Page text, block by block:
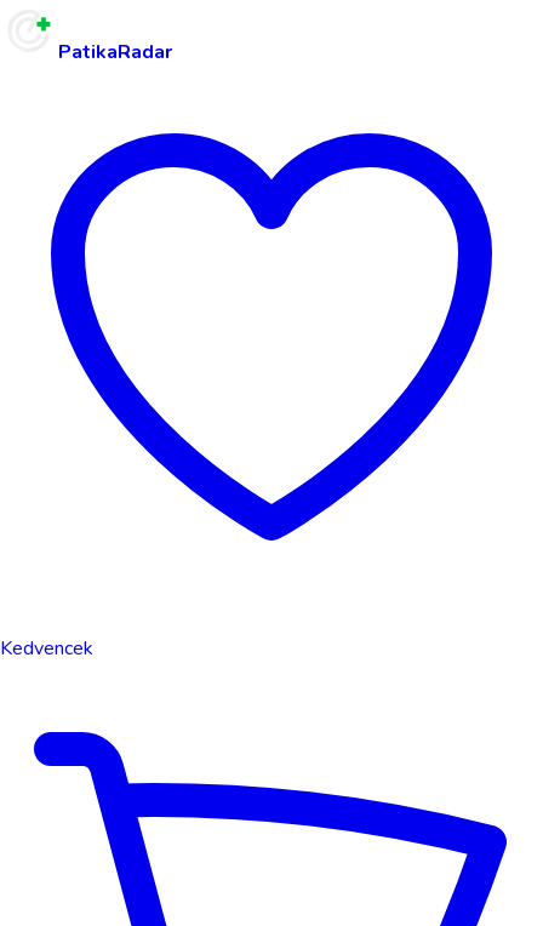
PatikaRadar
Kedvencek